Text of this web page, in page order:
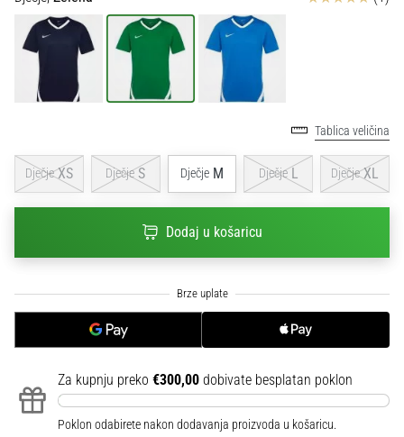
se
ženski
EURO
2025
kopačkama
Nike,
PUMA.
utakmice,
Prikaži
Tablica veličina
Dječje XS Dječje S Dječje M Dječje L Dječje XL
Dodaj u košaricu
Za kupnju preko €300,00 dobivate besplatan poklon
Poklon odabirete nakon dodavanja proizvoda u košaricu.